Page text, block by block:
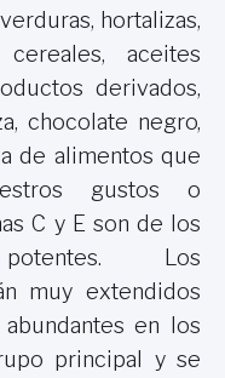
hortalizas,
aceites
derivados,
chocolate negro,
de alimentos que
gustos o
C y E son de los
Los
muy extendidos
en los
principal y se